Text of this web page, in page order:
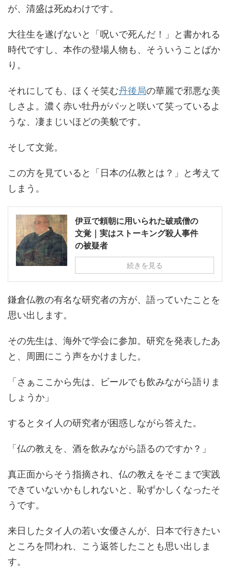
が、清盛は死ぬわけです。
大往生を遂げないと「呪いで死んだ！」と書かれる
時代ですし、本作の登場人物も、そういうことばか
り。
それにしても、ほくそ笑む丹後局の華麗で邪悪な美
しさよ。濃く赤い牡丹がパッと咲いて笑っているよ
うな、凄まじいほどの美貌です。
そして文覚。
この方を見ていると「日本の仏教とは？」と考えて
しまう。
伊豆で頼朝に用いられた破戒僧の
文覚｜実はストーキング殺人事件
の被疑者
続きを見る
鎌倉仏教の有名な研究者の方が、語っていたことを
思い出します。
その先生は、海外で学会に参加。研究を発表したあ
と、周囲にこう声をかけました。
「さぁここから先は、ビールでも飲みながら語りま
しょうか」
するとタイ人の研究者が困惑しながら答えた。
「仏の教えを、酒を飲みながら語るのですか？」
真正面からそう指摘され、仏の教えをそこまで実践
できていないかもしれないと、恥ずかしくなったそ
うです。
来日したタイ人の若い女優さんが、日本で行きたい
ところを問われ、こう返答したことも思い出しま
す。